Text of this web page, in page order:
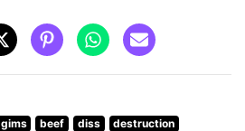
gims beef diss destruction